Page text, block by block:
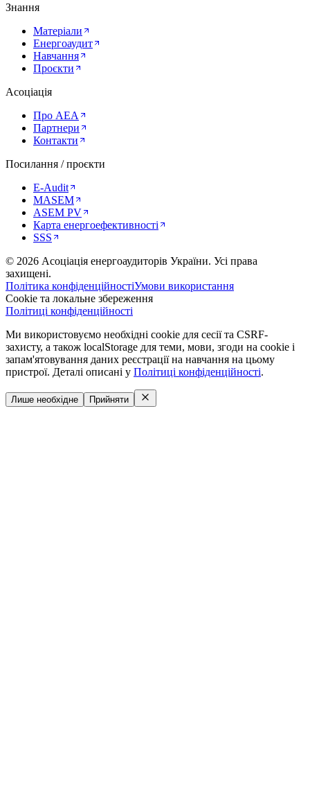
Знання
Матеріали
Енергоаудит
Навчання
Проєкти
Асоціація
Про AEA
Партнери
Контакти
Посилання / проєкти
E-Audit
MASEM
ASEM PV
Карта енергоефективності
SSS
© 2026 Асоціація енергоаудиторів України. Усі права
захищені.
Політика конфіденційностіУмови використання
Cookie та локальне збереження
Політиці конфіденційності
Ми використовуємо необхідні cookie для сесії та CSRF-
захисту, а також localStorage для теми, мови, згоди на cookie і
запам'ятовування даних реєстрації на навчання на цьому
пристрої. Деталі описані у Політиці конфіденційності.
Лише необхідне Прийняти